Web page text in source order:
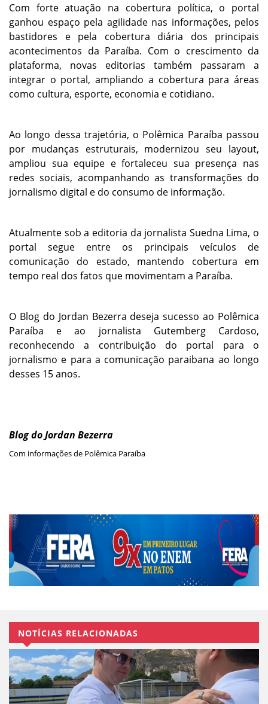
Com forte atuação na cobertura política, o portal
ganhou espaço pela agilidade nas informações, pelos
bastidores e pela cobertura diária dos principais
acontecimentos da Paraíba. Com o crescimento da
plataforma, novas editorias também passaram a
integrar o portal, ampliando a cobertura para áreas
como cultura, esporte, economia e cotidiano.
Ao longo dessa trajetória, o Polêmica Paraíba passou
por mudanças estruturais, modernizou seu layout,
ampliou sua equipe e fortaleceu sua presença nas
redes sociais, acompanhando as transformações do
jornalismo digital e do consumo de informação.
Atualmente sob a editoria da jornalista Suedna Lima, o
portal segue entre os principais veículos de
comunicação do estado, mantendo cobertura em
tempo real dos fatos que movimentam a Paraíba.
O Blog do Jordan Bezerra deseja sucesso ao Polêmica
Paraíba e ao jornalista Gutemberg Cardoso,
reconhecendo a contribuição do portal para o
jornalismo e para a comunicação paraibana ao longo
desses 15 anos.
Blog do Jordan Bezerra
Com informações de Polêmica Paraíba
NOTÍCIAS RELACIONADAS